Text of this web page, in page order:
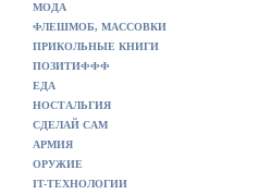
МОДА
ФЛЕШМОБ, МАССОВКИ
ПРИКОЛЬНЫЕ КНИГИ
ПОЗИТИФФФ
ЕДА
НОСТАЛЬГИЯ
СДЕЛАЙ САМ
АРМИЯ
ОРУЖИЕ
IT-ТЕХНОЛОГИИ